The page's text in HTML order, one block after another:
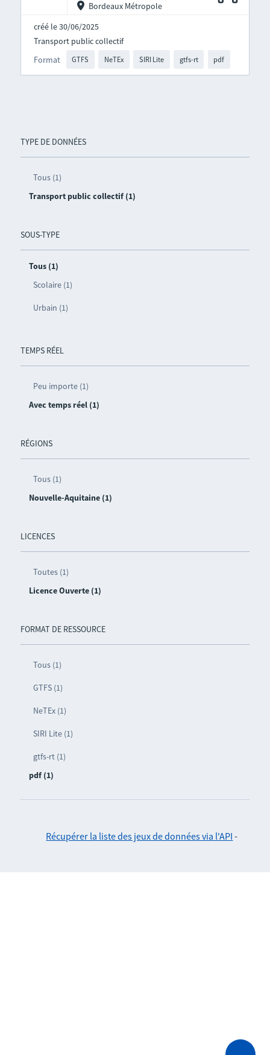
TYPE DE DONNÉES
Tous (1)
Transport public collectif (1)
SOUS-TYPE
Tous (1)
Scolaire (1)
Urbain (1)
TEMPS RÉEL
Peu importe (1)
Avec temps réel (1)
RÉGIONS
Tous (1)
Nouvelle-Aquitaine (1)
LICENCES
Toutes (1)
Licence Ouverte (1)
FORMAT DE RESSOURCE
Tous (1)
GTFS (1)
NeTEx (1)
SIRI Lite (1)
gtfs-rt (1)
pdf (1)
Bordeaux Métropole
créé le 30/06/2025
Format GTFS NeTEx SIRI Lite gtfs-rt pdf
Transport public collectif
Récupérer la liste des jeux de données via l'API -